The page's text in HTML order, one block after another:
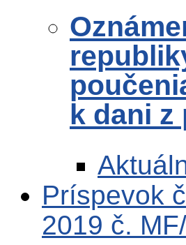
k dani
Príspevok
2019 č.